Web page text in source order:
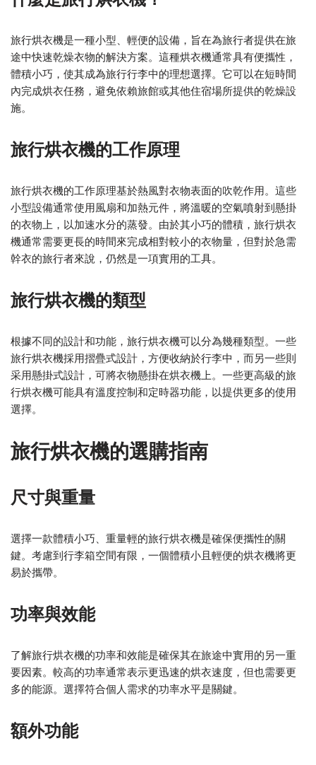
旅行烘衣機是一種小型、輕便的設備，旨在為旅行者提供在旅
途中快速乾燥衣物的解決方案。這種烘衣機通常具有便攜性，
體積小巧，使其成為旅行行李中的理想選擇。它可以在短時間
內完成烘衣任務，避免依賴旅館或其他住宿場所提供的乾燥設
施。
旅行烘衣機的工作原理
旅行烘衣機的工作原理基於熱風對衣物表面的吹乾作用。這些
小型設備通常使用風扇和加熱元件，將溫暖的空氣噴射到懸掛
的衣物上，以加速水分的蒸發。由於其小巧的體積，旅行烘衣
機通常需要更長的時間來完成相對較小的衣物量，但對於急需
幹衣的旅行者來說，仍然是一項實用的工具。
旅行烘衣機的類型
根據不同的設計和功能，旅行烘衣機可以分為幾種類型。一些
旅行烘衣機採用摺疊式設計，方便收納於行李中，而另一些則
采用懸掛式設計，可將衣物懸掛在烘衣機上。一些更高級的旅
行烘衣機可能具有溫度控制和定時器功能，以提供更多的使用
選擇。
旅行烘衣機的選購指南
尺寸與重量
選擇一款體積小巧、重量輕的旅行烘衣機是確保便攜性的關
鍵。考慮到行李箱空間有限，一個體積小且輕便的烘衣機將更
易於攜帶。
功率與效能
了解旅行烘衣機的功率和效能是確保其在旅途中實用的另一重
要因素。較高的功率通常表示更迅速的烘衣速度，但也需要更
多的能源。選擇符合個人需求的功率水平是關鍵。
額外功能